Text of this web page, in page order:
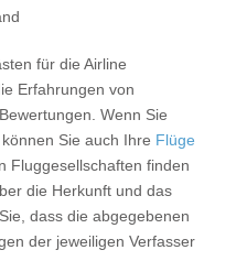
für die Airline
Erfahrungen von
Wenn Sie
Sie auch Ihre Flüge
Fluggesellschaften finden
die Herkunft und das
dass die abgegebenen
der jeweiligen Verfasser